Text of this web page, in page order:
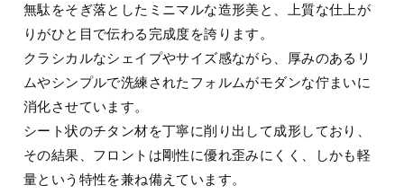
無駄をそぎ落としたミニマルな造形美と、上質な仕上が
りがひと目で伝わる完成度を誇ります。
クラシカルなシェイプやサイズ感ながら、厚みのあるリ
ムやシンプルで洗練されたフォルムがモダンな佇まいに
消化させています。
シート状のチタン材を丁寧に削り出して成形しており、
その結果、フロントは剛性に優れ歪みにくく、しかも軽
量という特性を兼ね備えています。